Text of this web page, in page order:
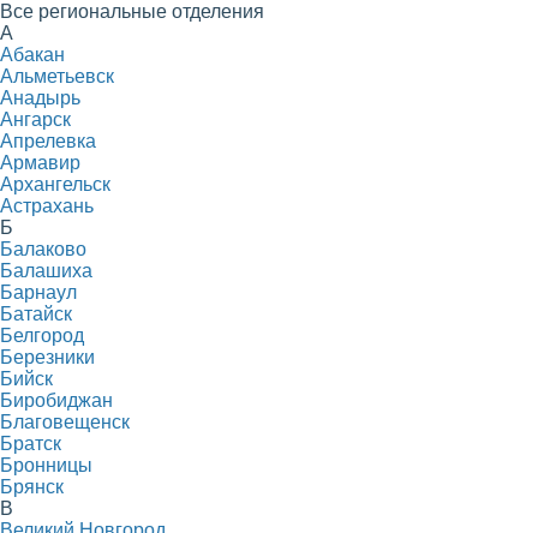
Все региональные отделения
А
Абакан
Альметьевск
Анадырь
Ангарск
Апрелевка
Армавир
Архангельск
Астрахань
Б
Балаково
Балашиха
Барнаул
Батайск
Белгород
Березники
Бийск
Биробиджан
Благовещенск
Братск
Бронницы
Брянск
В